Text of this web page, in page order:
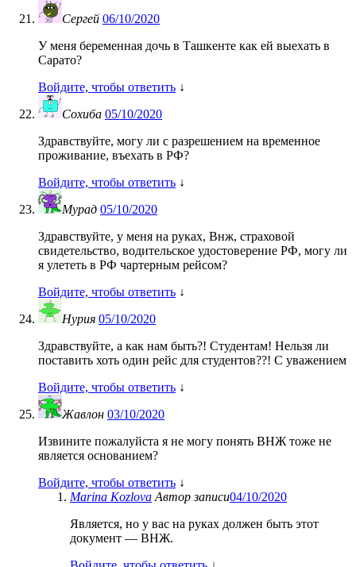
Сергей 06/10/2020
У меня беременная дочь в Ташкенте как ей выехать в
Сарато?
Войдите, чтобы ответить ↓
Сохиба 05/10/2020
Здравствуйте, могу ли с разрешением на временное
проживание, въехать в РФ?
Войдите, чтобы ответить ↓
Мурад 05/10/2020
Здравствуйте, у меня на руках, Внж, страховой
свидетельство, водительское удостоверение РФ, могу ли
я улететь в РФ чартерным рейсом?
Войдите, чтобы ответить ↓
Нурия 05/10/2020
Здравствуйте, а как нам быть?! Студентам! Нельзя ли
поставить хоть один рейс для студентов??! С уважением
Войдите, чтобы ответить ↓
Жавлон 03/10/2020
Извините пожалуйста я не могу понять ВНЖ тоже не
является основанием?
Войдите, чтобы ответить ↓
Marina Kozlova Автор записи04/10/2020
Является, но у вас на руках должен быть этот
документ — ВНЖ.